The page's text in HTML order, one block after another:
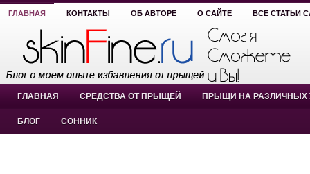
ГЛАВНАЯ КОНТАКТЫ ОБ АВТОРЕ О САЙТЕ ВСЕ СТАТЬИ
ГЛАВНАЯ СРЕДСТВА ОТ ПРЫЩЕЙ ПРЫЩИ НА РАЗЛИЧНЫХ
БЛОГ СОННИК